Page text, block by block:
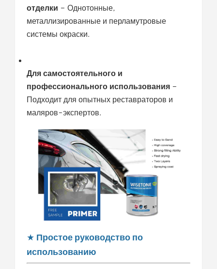
отделки – Однотонные,
металлизированные и перламутровые
системы окраски.
Для самостоятельного и
профессионального использования –
Подходит для опытных реставраторов и
маляров-экспертов.
★ Простое руководство по
использованию